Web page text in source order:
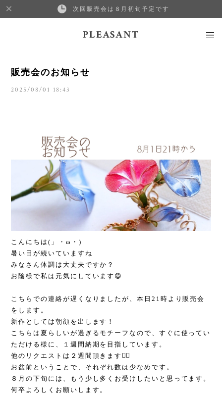
次回販売会は８月初旬予定です
PLEASANT
販売会のお知らせ
2025/08/01 18:43
こんにちは(」・ω・)
暑い日が続いていますね
みなさん体調は大丈夫ですか？
お陰様で私は元気にしています😄
こちらでの連絡が遅くなりましたが、本日21時より販売会
をします。
新作としては朝顔を出します！
こちらは夏らしいが過ぎるモチーフなので、すぐに使ってい
ただける様に、１週間納期を目指しています。
他のリクエストは２週間頂きます🙇‍♀️
お盆前ということで、それぞれ数は少なめです。
８月の下旬には、もう少し多くお受けしたいと思ってます。
何卒よろしくお願いします。